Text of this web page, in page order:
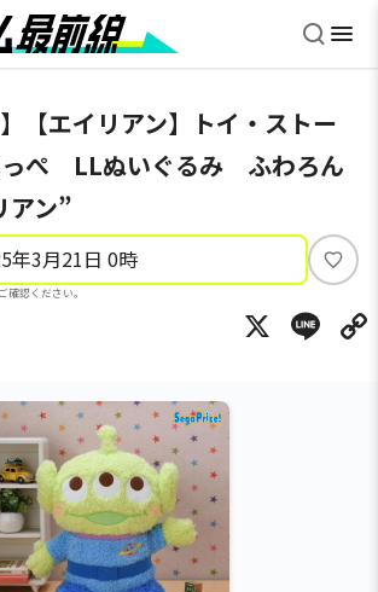
】【エイリアン】トイ・ストー
ぺ LLぬいぐるみ ふわろん
ン”
年3月21日 0時
認ください。
い
ね
X